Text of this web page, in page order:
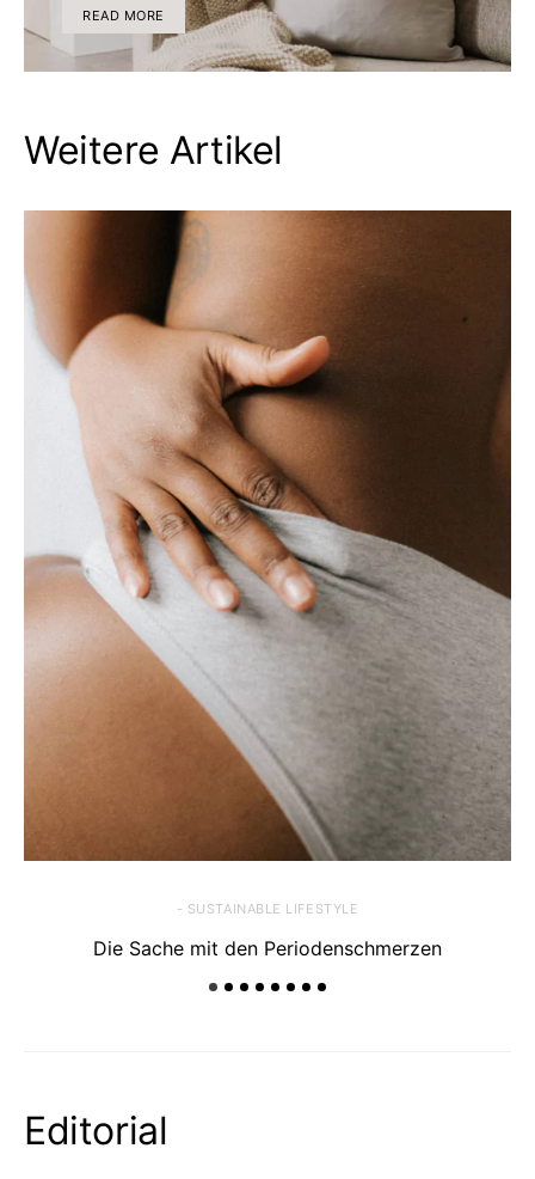
READ MORE
Weitere Artikel
- SUSTAINABLE LIFESTYLE
Die Sache mit den Periodenschmerzen
Editorial